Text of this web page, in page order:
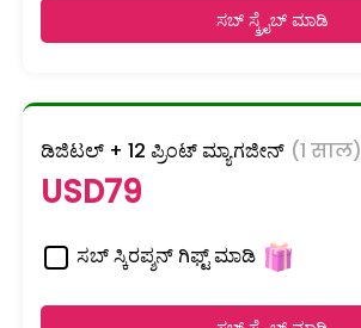
ಸಬ್ ಸ್ಕ್ರೈಬ್ ಮಾಡಿ
ಡಿಜಿಟಲ್ + 12 ಪ್ರಿಂಟ್ ಮ್ಯಾಗಜೀನ್ (1 साल)
USD79
ಸಬ್ ಸ್ಕಿರಪ್ಶನ್ ಗಿಫ್ಟ್ ಮಾಡಿ